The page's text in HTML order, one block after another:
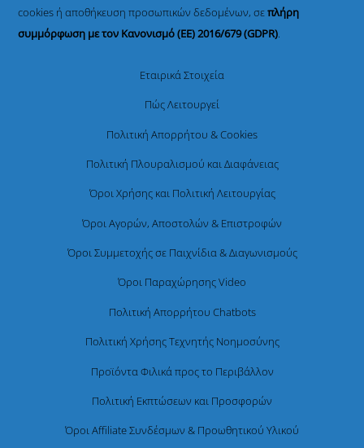
cookies ή αποθήκευση προσωπικών δεδομένων, σεπλήρη
συμμόρφωση με τον Κανονισμό (ΕΕ) 2016/679 (GDPR).
Εταιρικά Στοιχεία
Πώς Λειτουργεί
Πολιτική Απορρήτου & Cookies
Πολιτική Πλουραλισμού και Διαφάνειας
Όροι Χρήσης και Πολιτική Λειτουργίας
Όροι Αγορών, Αποστολών & Επιστροφών
Όροι Συμμετοχής σε Παιχνίδια & Διαγωνισμούς
Όροι Παραχώρησης Video
Πολιτική Απορρήτου Chatbots
Πολιτική Χρήσης Τεχνητής Νοημοσύνης
Προϊόντα Φιλικά προς το Περιβάλλον
Πολιτική Εκπτώσεων και Προσφορών
Όροι Affiliate Συνδέσμων & Προωθητικού Υλικού